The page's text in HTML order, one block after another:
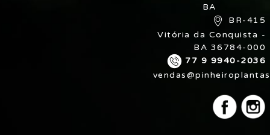
BA
BR-415
Vitória da Conquista -
BA 36784-000
77 9 9940-2036